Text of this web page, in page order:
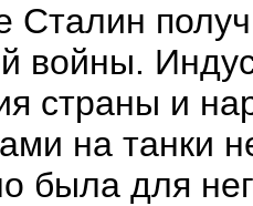
Сталин
войны.
страны и
на танки
была для